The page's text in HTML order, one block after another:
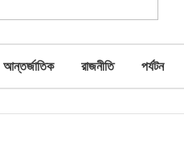
আন্তর্জাতিক রাজনীতি পর্যটন